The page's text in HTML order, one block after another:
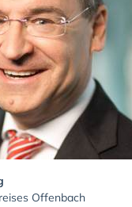
Offenbach